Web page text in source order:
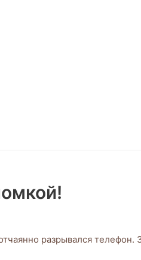
разрывался